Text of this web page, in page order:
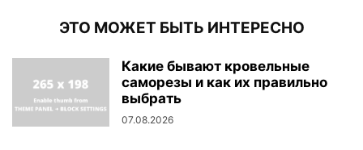
ЭТО МОЖЕТ БЫТЬ ИНТЕРЕСНО
Какие бывают кровельные
саморезы и как их правильно
выбрать
07.08.2026